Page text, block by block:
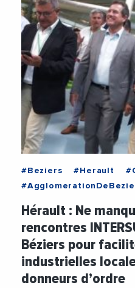
#Beziers #Herault
#CCIHerault
#Entrepreneurs
#RegionOccitanie
#SalonInterSud
#TPE
Hérault : Ne
rencontres
Béziers pour
industrielles
donneurs d’ordre